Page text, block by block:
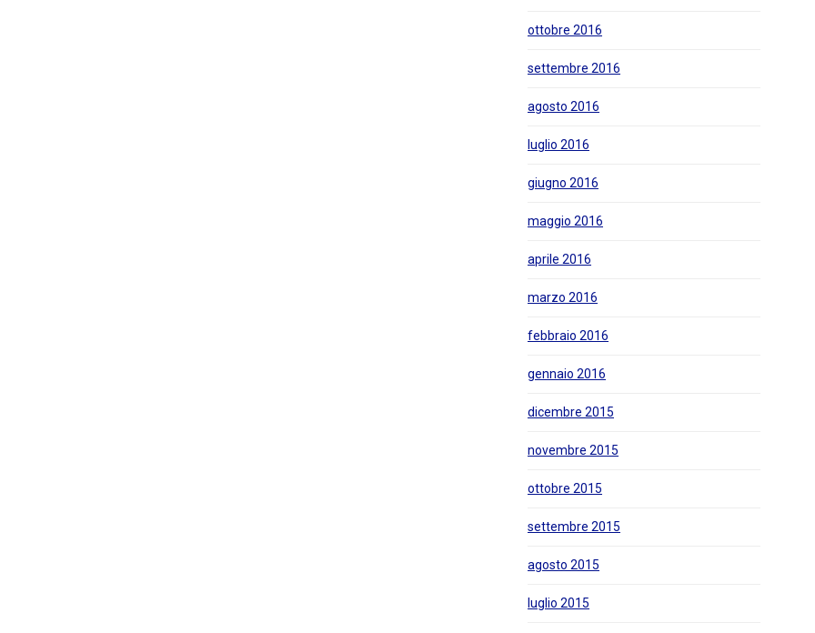
ottobre 2016
settembre 2016
agosto 2016
luglio 2016
giugno 2016
maggio 2016
aprile 2016
marzo 2016
febbraio 2016
gennaio 2016
dicembre 2015
novembre 2015
ottobre 2015
settembre 2015
agosto 2015
luglio 2015